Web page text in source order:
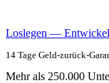
Loslegen —
14 Tage Geld-zurück-
Mehr als 250.000